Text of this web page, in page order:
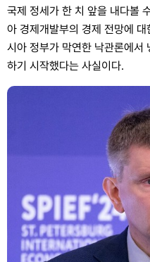
국제 정세가 한 치 앞을 내다볼
아 경제개발부의 경제 전망에
시아 정부가 막연한 낙관론에서
하기 시작했다는 사실이다.